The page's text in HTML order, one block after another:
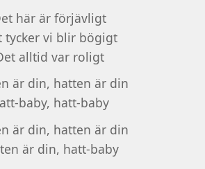
här är förjävligt
tycker vi blir bögigt
alltid var roligt
är din, hatten är din
baby, hatt-baby
är din, hatten är din
är din, hatt-baby